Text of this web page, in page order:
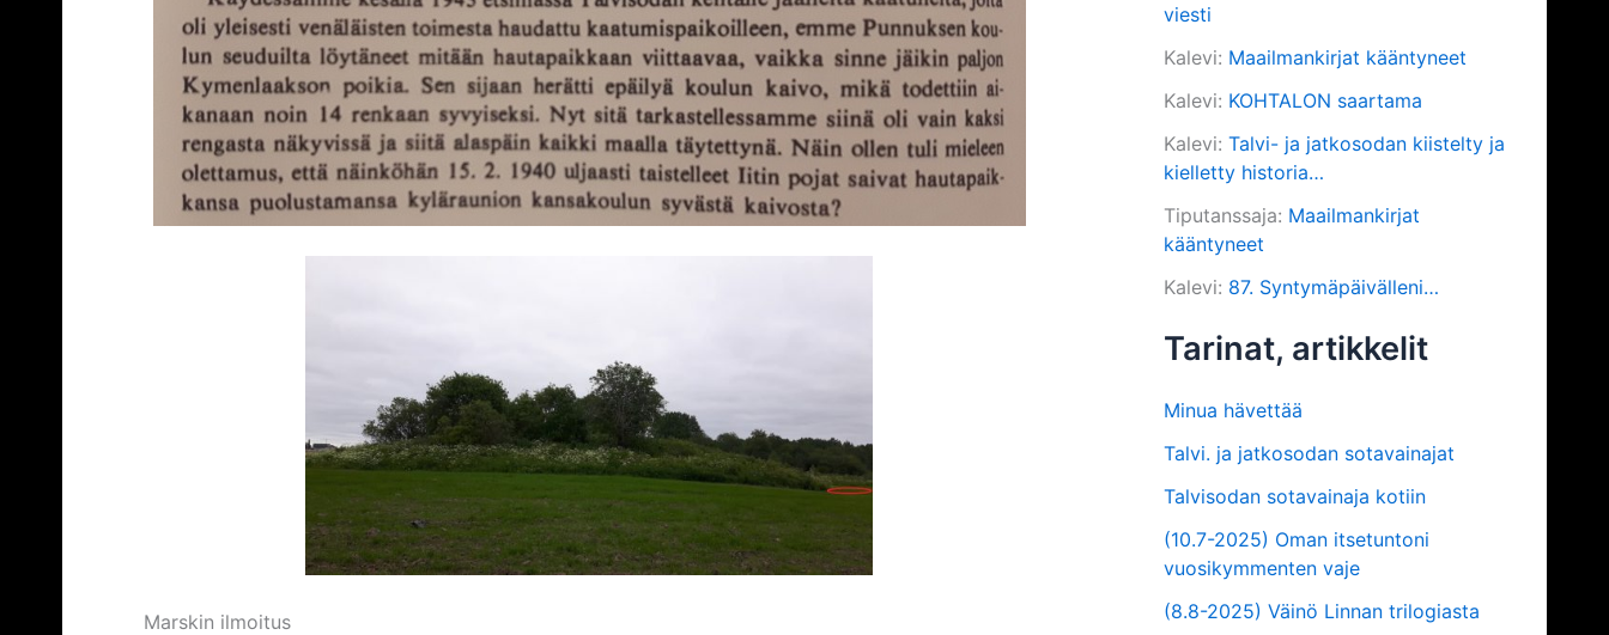
Marskin ilmoitus
viesti
Kalevi: Maailmankirjat kääntyneet
Kalevi: KOHTALON saartama
Kalevi: Talvi- ja jatkosodan kiistelty ja
kielletty historia…
Tiputanssaja: Maailmankirjat
kääntyneet
Kalevi: 87. Syntymäpäivälleni…
Tarinat, artikkelit
Minua hävettää
Talvi. ja jatkosodan sotavainajat
Talvisodan sotavainaja kotiin
(10.7-2025) Oman itsetuntoni
vuosikymmenten vaje
(8.8-2025) Väinö Linnan trilogiasta